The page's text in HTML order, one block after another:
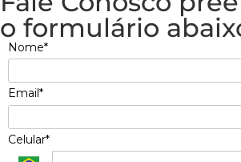
o formulário
Nome*
Email*
Celular*